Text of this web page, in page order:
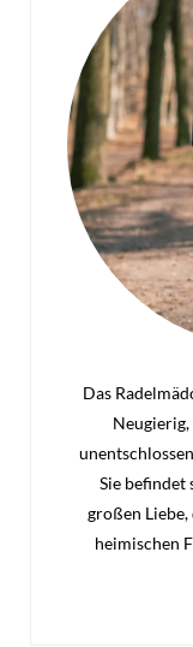
Das
Sie befindet
großen Liebe,
heimischen